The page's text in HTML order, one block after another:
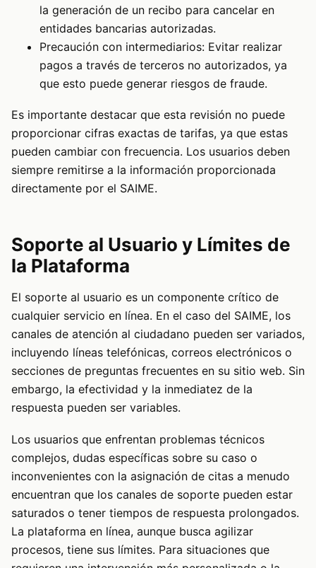
la generación de un recibo para cancelar en
entidades bancarias autorizadas.
Precaución con intermediarios: Evitar realizar
pagos a través de terceros no autorizados, ya
que esto puede generar riesgos de fraude.
Es importante destacar que esta revisión no puede
proporcionar cifras exactas de tarifas, ya que estas
pueden cambiar con frecuencia. Los usuarios deben
siempre remitirse a la información proporcionada
directamente por el SAIME.
Soporte al Usuario y Límites de
la Plataforma
El soporte al usuario es un componente crítico de
cualquier servicio en línea. En el caso del SAIME, los
canales de atención al ciudadano pueden ser variados,
incluyendo líneas telefónicas, correos electrónicos o
secciones de preguntas frecuentes en su sitio web. Sin
embargo, la efectividad y la inmediatez de la
respuesta pueden ser variables.
Los usuarios que enfrentan problemas técnicos
complejos, dudas específicas sobre su caso o
inconvenientes con la asignación de citas a menudo
encuentran que los canales de soporte pueden estar
saturados o tener tiempos de respuesta prolongados.
La plataforma en línea, aunque busca agilizar
procesos, tiene sus límites. Para situaciones que